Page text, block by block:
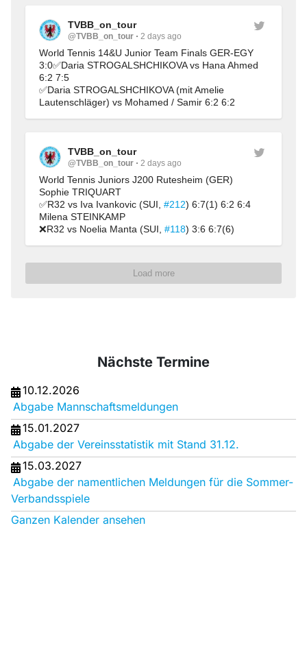
TVBB_on_tour
@TVBB_on_tour 2 days ago
World Tennis 14&U Junior Team Finals GER-EGY
3:0✅Daria STROGALSHCHIKOVA vs Hana Ahmed
6:2 7:5
✅Daria STROGALSHCHIKOVA (mit Amelie
Lautenschläger) vs Mohamed / Samir 6:2 6:2
TVBB_on_tour
@TVBB_on_tour 2 days ago
World Tennis Juniors J200 Rutesheim (GER)
Sophie TRIQUART
✅R32 vs Iva Ivankovic (SUI, #212) 6:7(1) 6:2 6:4
Milena STEINKAMP
❌R32 vs Noelia Manta (SUI, #118) 3:6 6:7(6)
Load more
Nächste Termine
10.12.2026
Abgabe Mannschaftsmeldungen
15.01.2027
Abgabe der Vereinsstatistik mit Stand 31.12.
15.03.2027
Abgabe der namentlichen Meldungen für die Sommer-
Verbandsspiele
Ganzen Kalender ansehen